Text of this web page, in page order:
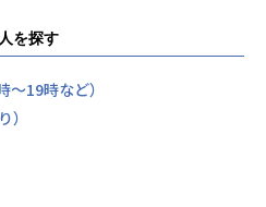
を探す
19時など）
）